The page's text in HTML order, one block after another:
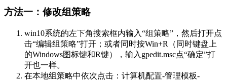
方法一：修改组策略
win10系统的左下角搜索框内输入“组策略”，然后打开点
击“编辑组策略”打开；或者同时按Win+R（同时键盘上
的Windows图标键和R键），输入gpedit.msc点“确定”打
开也一样。
在本地组策略中依次点击：计算机配置-管理模板-